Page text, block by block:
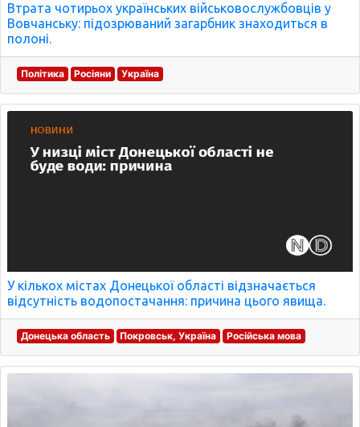
Втрата чотирьох українських військовослужбовців у
Вовчанську: підозрюваний загарбник знаходиться в
полоні.
Політика Росіяни Україна
У кількох містах Донецької області відзначається
відсутність водопостачання: причина цього явища.
Донецька область Покровськ, Україна Російська мова